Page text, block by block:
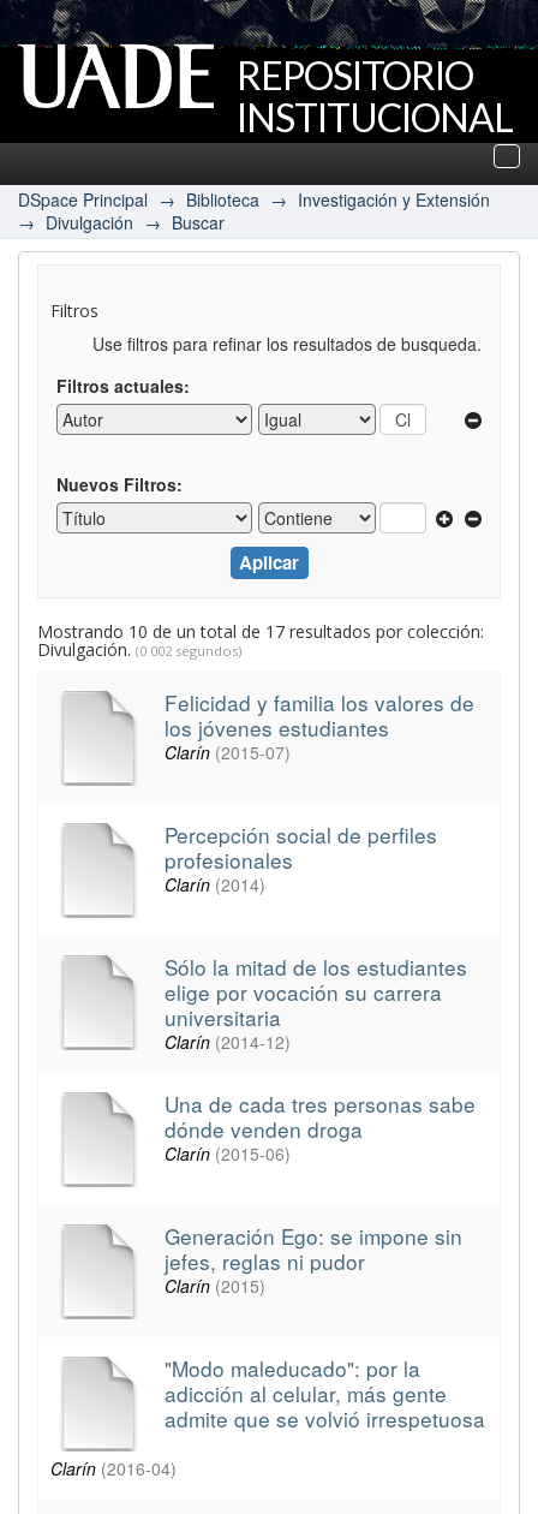
REPOSITORIO
INSTITUCIONAL
UADE
DSpace Principal → Biblioteca → Investigación y Extensión
→ Divulgación → Buscar
Filtros
Use filtros para refinar los resultados de busqueda.
Filtros actuales:
Nuevos Filtros:
Mostrando 10 de un total de 17 resultados por colección:
Divulgación. (0.002 segundos)
Felicidad y familia los valores de
los jóvenes estudiantes
Clarín (2015-07)
Percepción social de perfiles
profesionales
Clarín (2014)
Sólo la mitad de los estudiantes
elige por vocación su carrera
universitaria
Clarín (2014-12)
Una de cada tres personas sabe
dónde venden droga
Clarín (2015-06)
Generación Ego: se impone sin
jefes, reglas ni pudor
Clarín (2015)
"Modo maleducado": por la
adicción al celular, más gente
admite que se volvió irrespetuosa
Clarín (2016-04)